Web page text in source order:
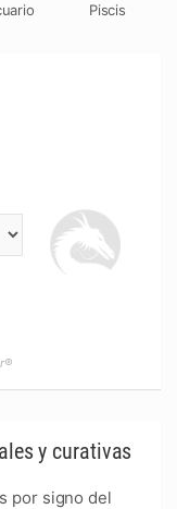
y curativas
por signo del
Piscis